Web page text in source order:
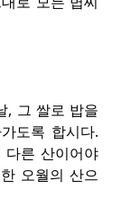
, 그 쌀로 밥을
도록 합시다.
다른 산이어야
오월의 산으